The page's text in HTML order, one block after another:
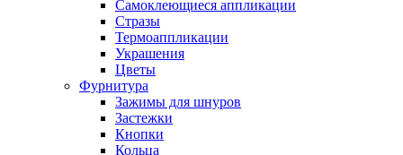
Самоклеющиеся аппликации
Стразы
Термоаппликации
Украшения
Цветы
Фурнитура
Зажимы для шнуров
Застежки
Кнопки
Кольца